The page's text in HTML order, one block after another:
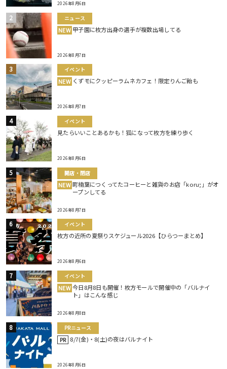
2026年8月6日
ニュース
NEW 甲子園に枚方出身の選手が複数出場してる
2026年8月7日
イベント
NEW くずモにクッピーラムネカフェ！限定りんご飴も
2026年8月7日
イベント
見たらいいことあるかも！狐になって枚方を練り歩く
2026年8月6日
開店・閉店
NEW 町楠葉につくってたコーヒーと雑貨のお店「koru;」がオ
ープンしてる
2026年8月7日
イベント
枚方の近所の夏祭りスケジュール2026【ひらつーまとめ】
2026年8月6日
イベント
NEW 今日8月8日も開催！枚方モールで開催中の「バルナイ
ト」はこんな感じ
2026年8月8日
PRニュース
PR 8/7(金)・8(土)の夜はバルナイト
2026年8月6日